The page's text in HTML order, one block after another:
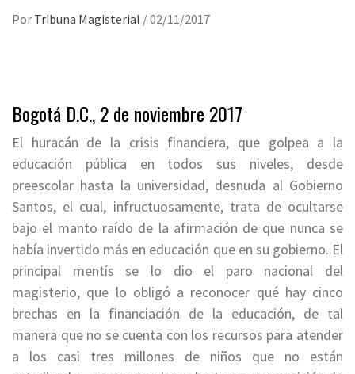
Por Tribuna Magisterial /02/11/2017
Bogotá D.C., 2 de noviembre 2017
El huracán de la crisis financiera, que golpea a la
educación pública en todos sus niveles, desde
preescolar hasta la universidad, desnuda al Gobierno
Santos, el cual, infructuosamente, trata de ocultarse
bajo el manto raído de la afirmación de que nunca se
había invertido más en educación que en su gobierno. El
principal mentís se lo dio el paro nacional del
magisterio, que lo obligó a reconocer qué hay cinco
brechas en la financiación de la educación, de tal
manera que no se cuenta con los recursos para atender
a los casi tres millones de niños que no están